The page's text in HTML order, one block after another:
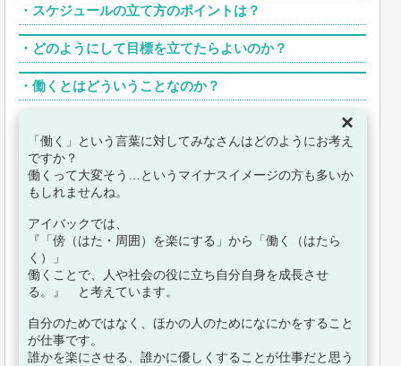
・ スケジュールの立て方のポイントは？
・ どのようにして目標を立てたらよいのか？
・ 働くとはどういうことなのか？
×
「働く」という言葉に対してみなさんはどのようにお考え
ですか？
働くって大変そう…というマイナスイメージの方も多いか
もしれませんね。
アイバックでは、
『「傍（はた・周囲）を楽にする」から「働く（はたら
く）」
働くことで、人や社会の役に立ち自分自身を成長させ
る。』 と考えています。
自分のためではなく、ほかの人のためになにかをすること
が仕事です。
誰かを楽にさせる、誰かに優しくすることが仕事だと思う